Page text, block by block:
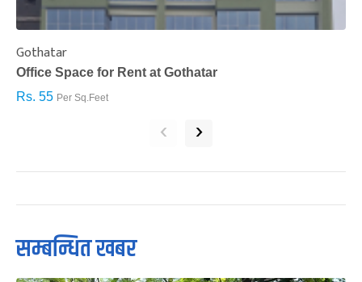
Gothatar
Office Space for Rent at Gothatar
Rs. 55 Per Sq.Feet
‹ ›
सम्बन्धित खबर